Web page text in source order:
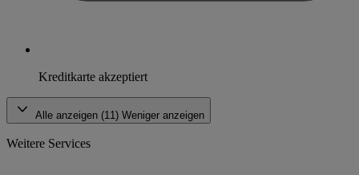
Kreditkarte akzeptiert
Alle anzeigen (11) Weniger anzeigen
Weitere Services